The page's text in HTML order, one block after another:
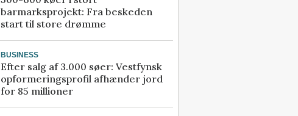
barmarksprojekt: Fra beskeden
start til store drømme
BUSINESS
Efter salg af 3.000 søer: Vestfynsk
opformeringsprofil afhænder jord
for 85 millioner